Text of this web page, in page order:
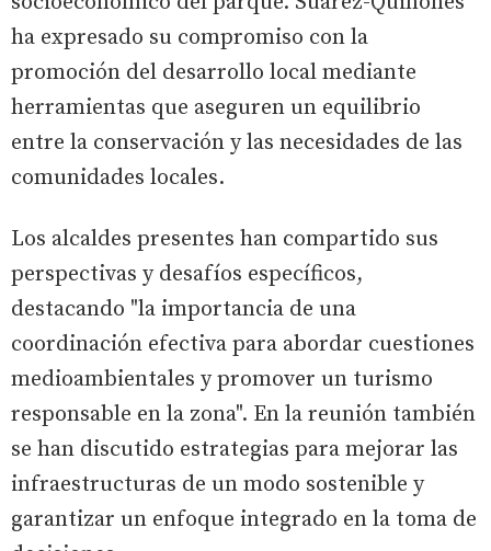
ha expresado su compromiso con la
promoción del desarrollo local mediante
herramientas que aseguren un equilibrio
entre la conservación y las necesidades de las
comunidades locales.
Los alcaldes presentes han compartido sus
perspectivas y desafíos específicos,
destacando "la importancia de una
coordinación efectiva para abordar cuestiones
medioambientales y promover un turismo
responsable en la zona". En la reunión también
se han discutido estrategias para mejorar las
infraestructuras de un modo sostenible y
garantizar un enfoque integrado en la toma de